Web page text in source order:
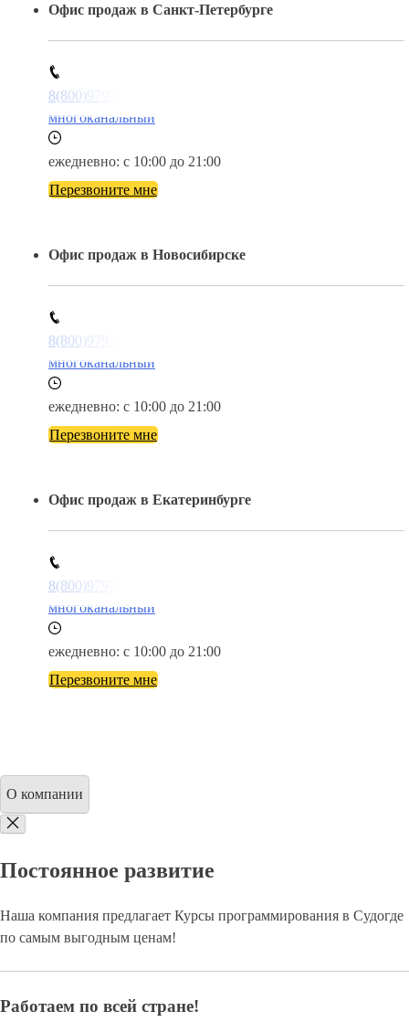
Офис продаж в Санкт-Петербурге
8(800)9797043
многоканальный
ежедневно: с 10:00 до 21:00
Перезвоните мне
Офис продаж в Новосибирске
8(800)9797043
многоканальный
ежедневно: с 10:00 до 21:00
Перезвоните мне
Офис продаж в Екатеринбурге
8(800)9797043
многоканальный
ежедневно: с 10:00 до 21:00
Перезвоните мне
О компании
Постоянное развитие
Наша компания предлагает Курсы программирования в Судогде
по самым выгодным ценам!
Работаем по всей стране!